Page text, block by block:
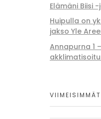
Elämäni Biisi
Huipulla on
jakso Yle
Annapurna 1